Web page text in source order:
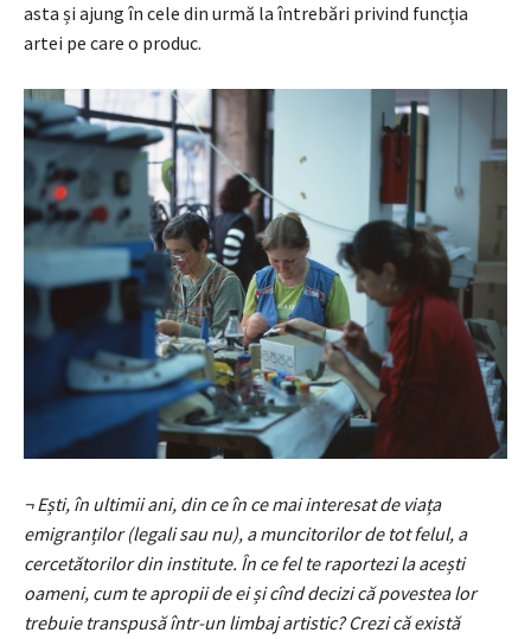
asta și ajung în cele din urmă la întrebări pri­vind func­ția
artei pe care o produc.
¬ Ești, în ultimii ani, din ce în ce mai interesat de viața
emigranților (legali sau nu), a mun­ci­torilor de tot felul, a
cercetătorilor din institute. În ce fel te raportezi la acești
oameni, cum te apropii de ei și cînd decizi că povestea lor
trebuie transpusă într-un limbaj artistic? Crezi că există